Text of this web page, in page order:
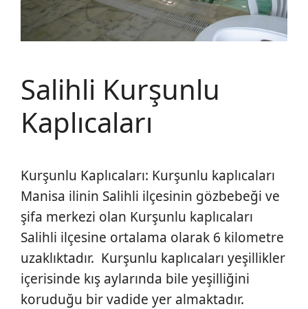
Salihli Kurşunlu
Kaplıcaları
Kurşunlu Kaplıcaları: Kurşunlu kaplıcaları
Manisa ilinin Salihli ilçesinin gözbebeği ve
şifa merkezi olan Kurşunlu kaplıcaları
Salihli ilçesine ortalama olarak 6 kilometre
uzaklıktadır. Kurşunlu kaplıcaları yeşillikler
içerisinde kış aylarında bile yeşilliğini
koruduğu bir vadide yer almaktadır.